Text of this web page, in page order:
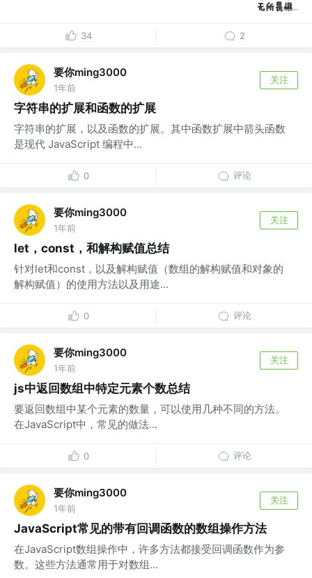
34 2
要你ming3000
1年前
关注
字符串的扩展和函数的扩展
字符串的扩展，以及函数的扩展。其中函数扩展中箭头函数
是现代 JavaScript 编程中...
0 评论
要你ming3000
1年前
关注
let，const，和解构赋值总结
针对let和const，以及解构赋值（数组的解构赋值和对象的
解构赋值）的使用方法以及用途...
0 评论
要你ming3000
1年前
关注
js中返回数组中特定元素个数总结
要返回数组中某个元素的数量，可以使用几种不同的方法。
在JavaScript中，常见的做法...
0 评论
要你ming3000
1年前
关注
JavaScript常见的带有回调函数的数组操作方法
在JavaScript数组操作中，许多方法都接受回调函数作为参
数。这些方法通常用于对数组...